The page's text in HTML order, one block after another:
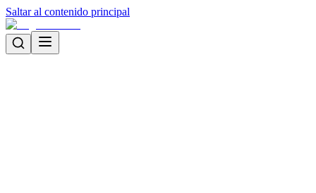
Saltar al contenido principal